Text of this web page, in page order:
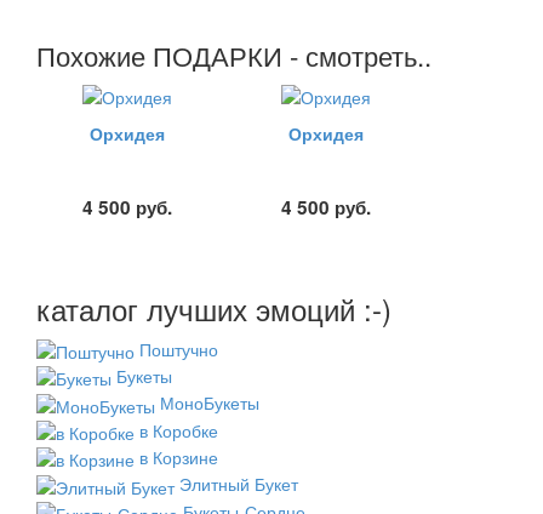
Похожие ПОДАРКИ - смотреть..
Орхидея
4 500 руб.
Орхидея
4 500 руб.
каталог лучших эмоций :-)
Поштучно
Букеты
МоноБукеты
в Коробке
в Корзине
Элитный Букет